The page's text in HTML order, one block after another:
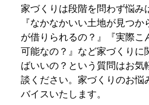
家づくりは段階を問わず悩み
『なかなかいい土地が見つ
が借りられるの？』『実際こ
可能なの？』など家づくりに
ばいいの？という質問はお気
談ください。家づくりのお悩
バイスいたします。